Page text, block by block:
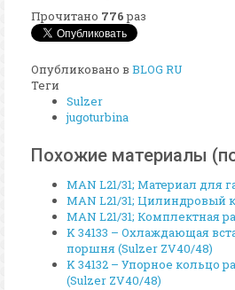
Прочитано 776раз
Опубликовано в BLOG RU
Теги
Sulzer
jugoturbina
Похожие материалы
MAN L21/31; Материал для
MAN L21/31; Цилиндровый
MAN L21/31; Комплектная
K 34133 – Охлаждающая
поршня (Sulzer ZV40/48)
K 34132 – Упорное кольцо
(Sulzer ZV40/48)